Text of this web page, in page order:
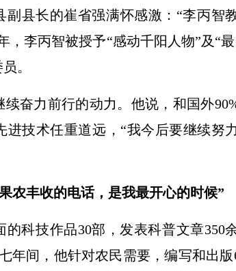
副县长的崔省强满怀感激：“李丙智
，李丙智被授予“感动千阳人物”及“
。
奋力前行的动力。他说，和国外
进技术任重道远，“我今后要继续努
农丰收的电话，是我最开心的时候”
科技作品30部，发表科普文章350
年间，他针对农民需要，编写和出